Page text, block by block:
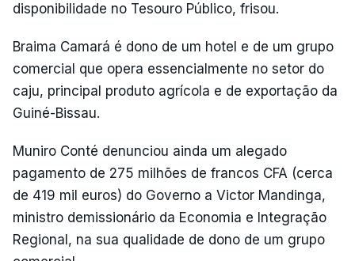
disponibilidade no Tesouro Público, frisou.
Braima Camará é dono de um hotel e de um grupo
comercial que opera essencialmente no setor do
caju, principal produto agrícola e de exportação da
Guiné-Bissau.
Muniro Conté denunciou ainda um alegado
pagamento de 275 milhões de francos CFA (cerca
de 419 mil euros) do Governo a Victor Mandinga,
ministro demissionário da Economia e Integração
Regional, na sua qualidade de dono de um grupo